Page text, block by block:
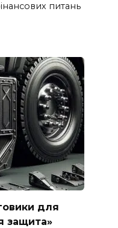
питань
для
защита»